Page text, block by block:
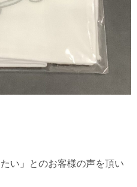
い」とのお客様の声を頂い